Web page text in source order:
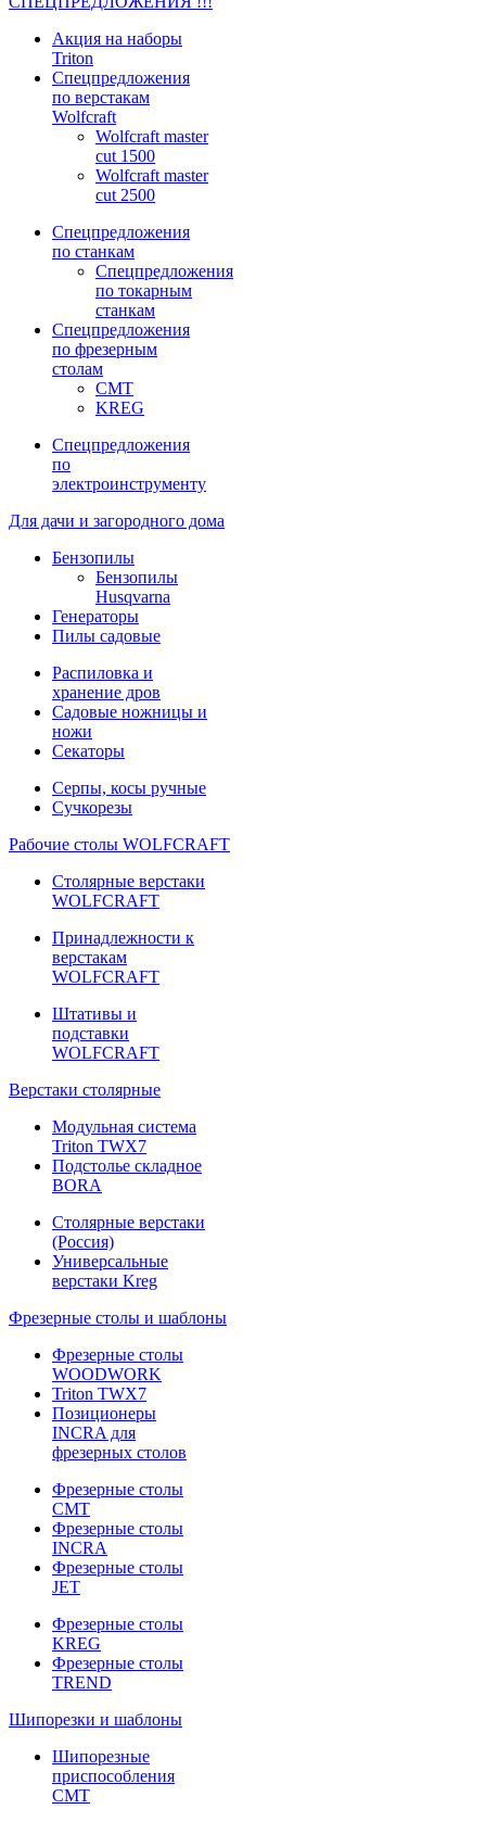
Акция на наборы
Triton
Спецпредложения
по верстакам
Wolfcraft
Wolfcraft master
cut 1500
Wolfcraft master
cut 2500
Спецпредложения
по станкам
Спецпредложения
по токарным
станкам
Спецпредложения
по фрезерным
столам
CMT
KREG
Спецпредложения
по
электроинструменту
Для дачи и загородного дома
Бензопилы
Бензопилы
Husqvarna
Генераторы
Пилы садовые
Распиловка и
хранение дров
Садовые ножницы и
ножи
Секаторы
Серпы, косы ручные
Сучкорезы
Рабочие столы WOLFCRAFT
Столярные верстаки
WOLFCRAFT
Принадлежности к
верстакам
WOLFCRAFT
Штативы и
подставки
WOLFCRAFT
Верстаки столярные
Модульная система
Triton TWX7
Подстолье складное
BORA
Столярные верстаки
(Россия)
Универсальные
верстаки Kreg
Фрезерные столы и шаблоны
Фрезерные столы
WOODWORK
Triton TWX7
Позиционеры
INCRA для
фрезерных столов
Фрезерные столы
CMT
Фрезерные столы
INCRA
Фрезерные столы
JET
Фрезерные столы
KREG
Фрезерные столы
TREND
Шипорезки и шаблоны
Шипорезные
приспособления
CMT